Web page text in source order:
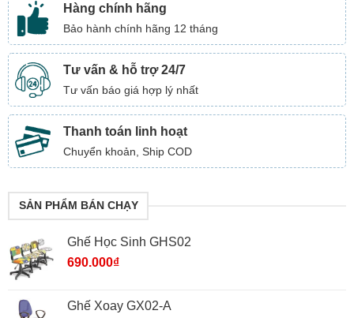
Hàng chính hãng
Bảo hành chính hãng 12 tháng
Tư vấn & hỗ trợ 24/7
Tư vấn báo giá hợp lý nhất
Thanh toán linh hoạt
Chuyển khoản, Ship COD
SẢN PHẨM BÁN CHẠY
Ghế Học Sinh GHS02
690.000₫
Ghế Xoay GX02-A